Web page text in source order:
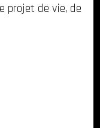
projet de vie, de